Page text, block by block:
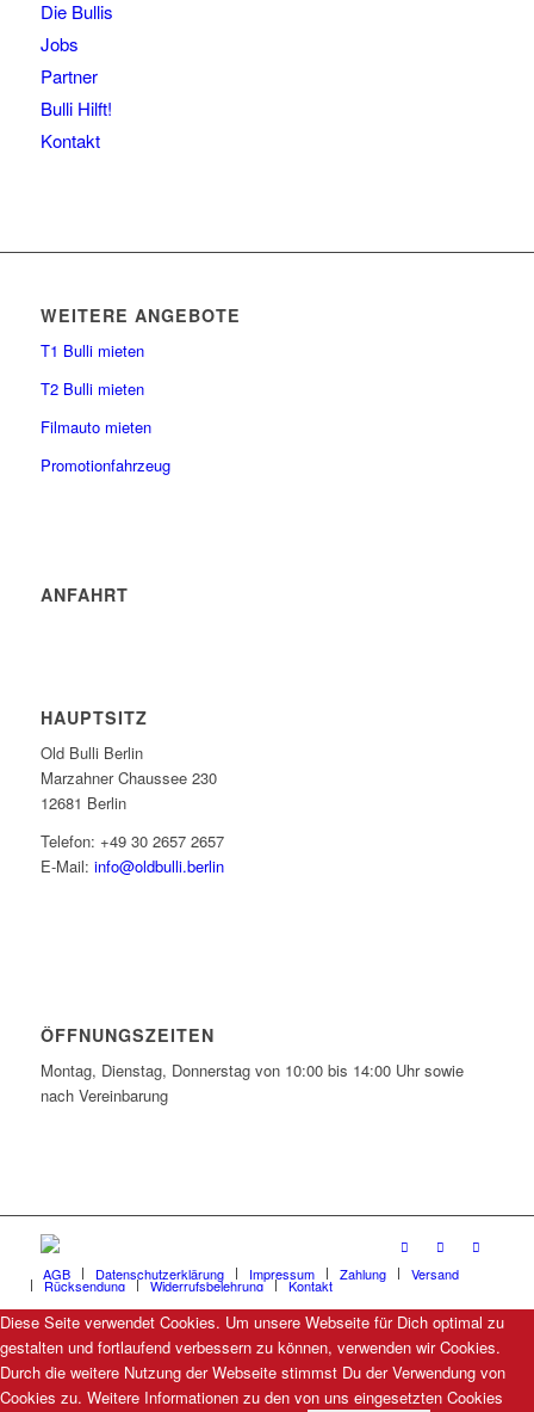
Die Bullis
Jobs
Partner
Bulli Hilft!
Kontakt
WEITERE ANGEBOTE
T1 Bulli mieten
T2 Bulli mieten
Filmauto mieten
Promotionfahrzeug
ANFAHRT
HAUPTSITZ
Old Bulli Berlin
Marzahner Chaussee 230
12681 Berlin
Telefon: +49 30 2657 2657
E-Mail: info@oldbulli.berlin
ÖFFNUNGSZEITEN
Montag, Dienstag, Donnerstag von 10:00 bis 14:00 Uhr sowie
nach Vereinbarung
AGB Datenschutzerklärung Impressum Zahlung Versand
Rücksendung Widerrufsbelehrung Kontakt
Diese Seite verwendet Cookies. Um unsere Webseite für Dich optimal zu
gestalten und fortlaufend verbessern zu können, verwenden wir Cookies.
Durch die weitere Nutzung der Webseite stimmst Du der Verwendung von
Cookies zu. Weitere Informationen zu den von uns eingesetzten Cookies